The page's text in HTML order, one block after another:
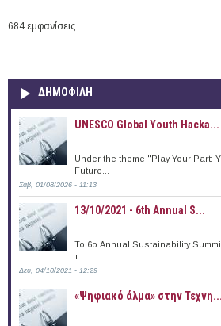
684 εμφανίσεις
ΔΗΜΟΦΙΛΗ
UNESCO Global Youth Hacka...
Under the theme "Play Your Part:
Future...
Σάβ, 01/08/2026 - 11:13
13/10/2021 - 6th Annual S...
To 6ο Annual Sustainability
τ...
Δευ, 04/10/2021 - 12:29
«Ψηφιακό άλμα» στην Τεχνη...